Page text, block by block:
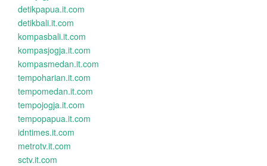
detikpapua.it.com
detikbali.it.com
kompasbali.it.com
kompasjogja.it.com
kompasmedan.it.com
tempoharian.it.com
tempomedan.it.com
tempojogja.it.com
tempopapua.it.com
idntimes.it.com
metrotv.it.com
sctv.it.com